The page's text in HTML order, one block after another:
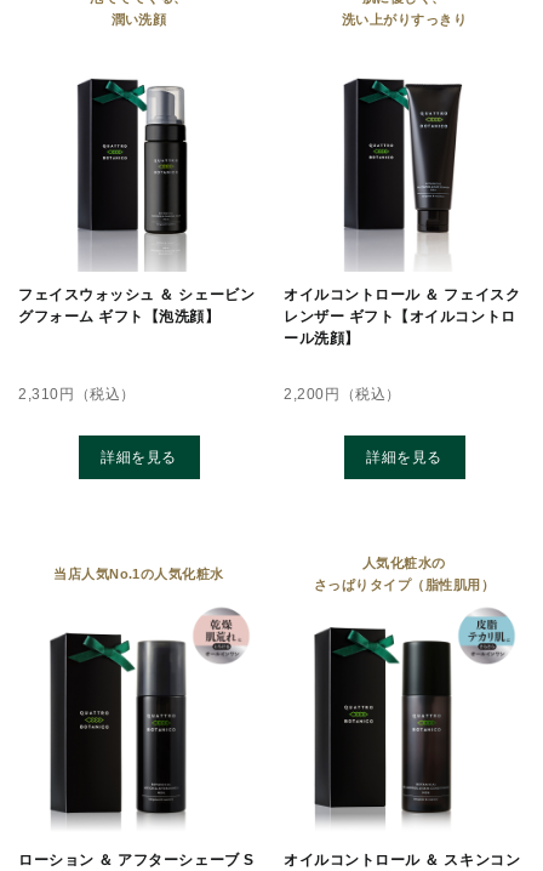
潤い洗顔
フェイスウォッシュ ＆ シェービン
グフォーム ギフト【泡洗顔】
2,310 円（税込）
詳細を見る
洗い上がりすっきり
オイルコントロール ＆ フェイスク
レンザー ギフト【オイルコントロ
ール洗顔】
2,200 円（税込）
詳細を見る
当店⼈気No.1の⼈気化粧⽔
ローション ＆ アフターシェーブ S
人気化粧水の
さっぱりタイプ（脂性肌用）
オイルコントロール ＆ スキンコン